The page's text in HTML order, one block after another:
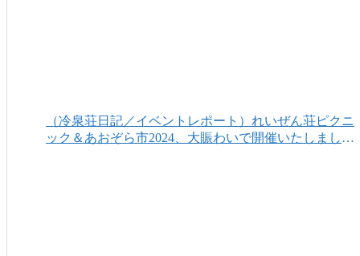
（冷泉荘日記／イベントレポート）れいぜん荘ピクニ
ック＆あおぞら市2024、大賑わいで開催いたしまし